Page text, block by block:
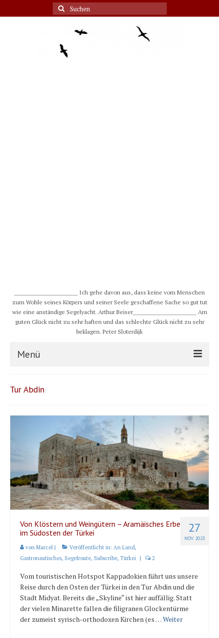
Suche
nach:
__________________________ Ich gehe davon aus, dass keine vom Menschen
zum Wohle seines Körpers und seiner Seele geschaffene Sache so gut tut
wie eine anständige Segelyacht. Arthur Beiser__________________________ Am
guten Glück nicht zu sehr haften und das schlechte Glück nicht zu sehr
beklagen. Peter Sloterdijk
Menü
Karte und Wind
Länder und Inseln
Mittelmeer 2010-2013
Bordbibliothek
Abonnieren
INSELN Roman
Tur Abdin
27
NOV. 2023
Von Klöstern und Weingütern – Aramäisches Erbe
im Südosten der Türkei
von Marcel | Veröffentlicht in: An Land,
Gastronautisches, Segelroute, Subscribe, Türkei | 2
Vom touristischen Hotspot Kappadokien führt uns unsere
Reise durch den Osten der Türkei in den Tur Abdin und die
Stadt Midyat. Bereits die „Skyline“ ist hier auffällig. Statt
der vielen Minarette fallen die filigranen Glockentürme
der zumeist syrisch-orthodoxen Kirchen (es …Weiter